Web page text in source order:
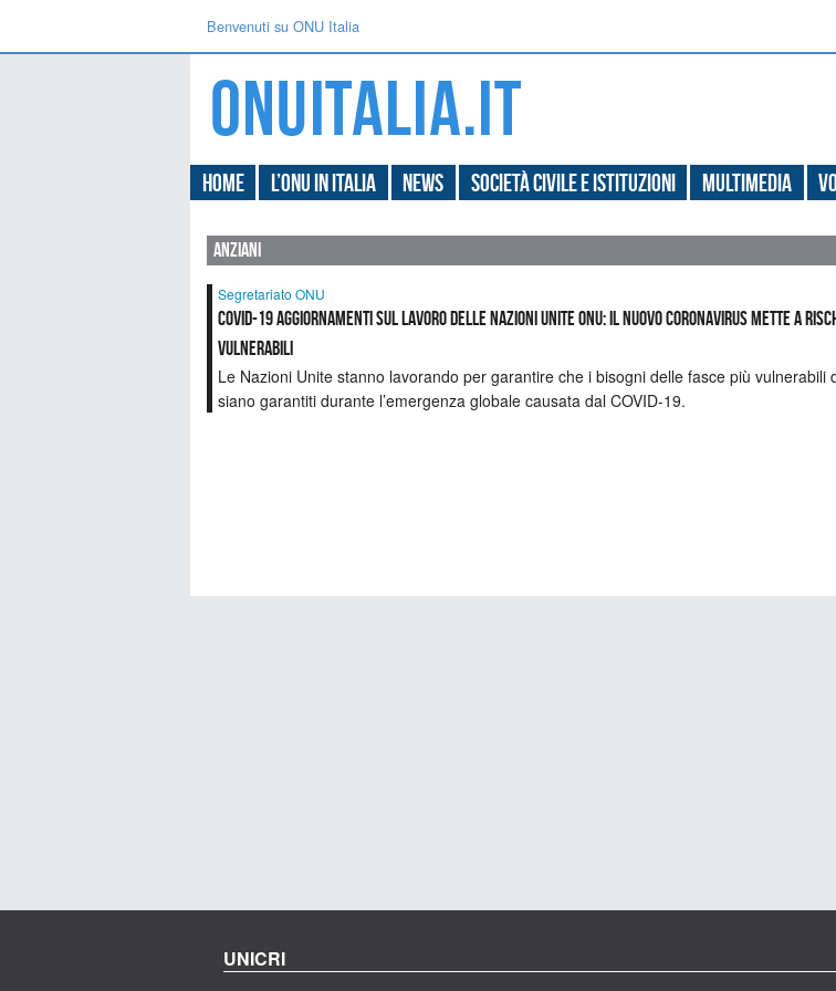
Benvenuti su ONU Italia
Home L’ONU in Italia News Società civile e Istituzioni Multimedia
anziani
Segretariato ONU
COVID-19 aggiornamenti sul lavoro delle Nazioni Unite ONU: il nuovo coronavirus mette a
vulnerabili
Le Nazioni Unite stanno lavorando per garantire che i bisogni delle fasce più vulnerabili
siano garantiti durante l’emergenza globale causata dal COVID-19.
UNICRI